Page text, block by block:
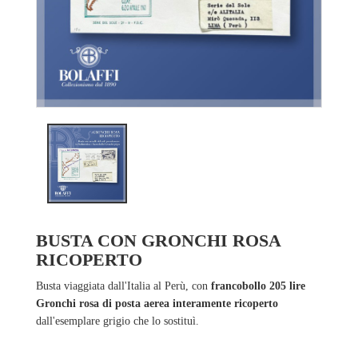
BUSTA CON GRONCHI ROSA
RICOPERTO
Busta viaggiata dall'Italia al Perù, con francobollo 205 lire
Gronchi rosa di posta aerea interamente ricoperto
dall'esemplare grigio che lo sostituì.